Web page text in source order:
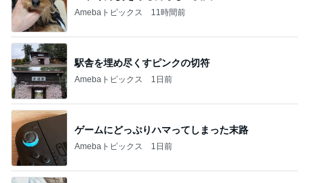
Amebaトピックス 11時間前
駅舎を埋め尽くすピンクの切符
Amebaトピックス 1日前
ゲームにどっぷりハマってしまった末路
Amebaトピックス 1日前